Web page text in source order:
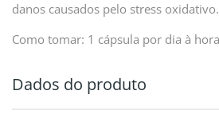
danos causados pelo stress oxidativo.
Como tomar: 1 cápsula por dia à
Dados do produto